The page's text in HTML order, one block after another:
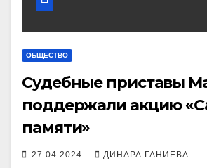
ОБЩЕСТВО
Судебные приставы
поддержали акцию
памяти»
27.04.2024 ДИНАРА ГАНИЕВА